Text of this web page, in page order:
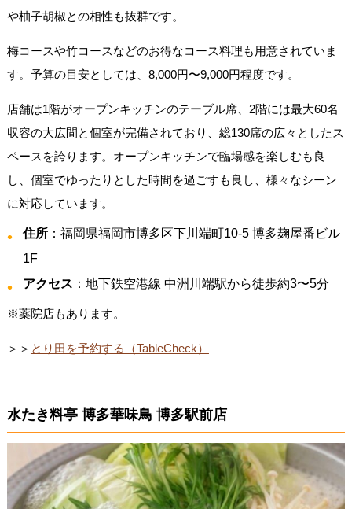
や柚子胡椒との相性も抜群です。
梅コースや竹コースなどのお得なコース料理も用意されていま
す。予算の目安としては、8,000円〜9,000円程度です。
店舗は1階がオープンキッチンのテーブル席、2階には最大60名
収容の大広間と個室が完備されており、総130席の広々としたス
ペースを誇ります。オープンキッチンで臨場感を楽しむも良
し、個室でゆったりとした時間を過ごすも良し、様々なシーン
に対応しています。
住所：福岡県福岡市博多区下川端町10-5 博多麹屋番ビル
1F
アクセス ：地下鉄空港線 中洲川端駅から徒歩約3〜5分
※薬院店もあります。
＞＞ とり田を予約する（TableCheck）
水たき料亭 博多華味鳥 博多駅前店